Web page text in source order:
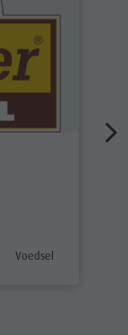
aria.poi_category_prefix
Voedsel